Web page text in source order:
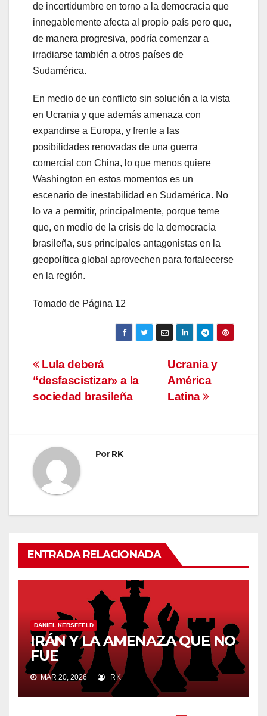
de incertidumbre en torno a la democracia que
innegablemente afecta al propio país pero que,
de manera progresiva, podría comenzar a
irradiarse también a otros países de
Sudamérica.
En medio de un conflicto sin solución a la vista
en Ucrania y que además amenaza con
expandirse a Europa, y frente a las
posibilidades renovadas de una guerra
comercial con China, lo que menos quiere
Washington en estos momentos es un
escenario de inestabilidad en Sudamérica. No
lo va a permitir, principalmente, porque teme
que, en medio de la crisis de la democracia
brasileña, sus principales antagonistas en la
geopolítica global aprovechen para fortalecerse
en la región.
Tomado de Página 12
Navegación
de
entradas
Ucrania y
América
Latina
Lula deberá
“desfascistizar» a la
sociedad brasileña
PorRK
ENTRADA RELACIONADA
DANIEL KERSFFELD
IRÁN Y LA AMENAZA QUE NO
FUE
MAR 20, 2026 RK